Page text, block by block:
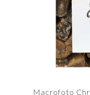
Macrofoto